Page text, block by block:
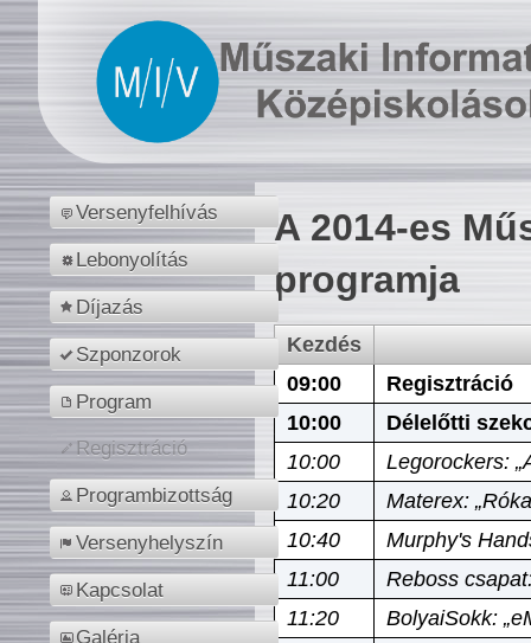
Versenyfelhívás
Lebonyolítás
Díjazás
Szponzorok
Program
Regisztráció
Programbizottság
Versenyhelyszín
Kapcsolat
Galéria
A 2014-es
programja
Kezdés
09:00
Regisztráció
10:00
Délelőtti
10:00
Legorockers:
10:20
Materex:
10:40
Murphy's
11:00
Reboss
11:20
BolyaiSokk: